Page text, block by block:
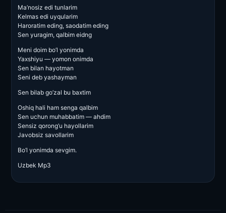
Ma’nosiz edi tunlarim
Kelmas edi uyqularim
Haroratim eding, saodatim eding
Sen yuragim, qalbim eidng
Meni doim bo’l yonimda
Yaxshiyu — yomon onimda
Sen bilan hayotman
Seni deb yashayman
Sen bilab go’zal bu baxtim
Oshiq hali ham senga qalbim
Sen uchun muhabbatim — ahdim
Sensiz qorong’u hayollarim
Javobsiz savollarim
Bo’l yonimda sevgim.
Uzbek Mp3